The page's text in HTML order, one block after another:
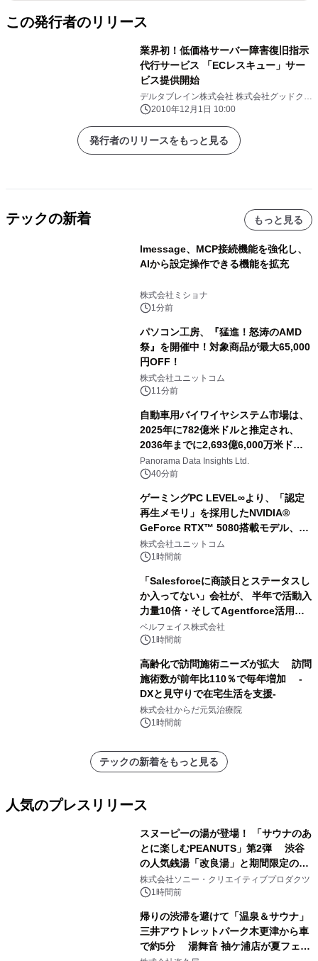
この発行者のリリース
業界初！低価格サーバー障害復旧指示
代行サービス 「ECレスキュー」サー
ビス提供開始
デルタブレイン株式会社 株式会社グッドクロ
ス 2010年12月1日 10:00
発行者のリリースをもっと見る
テックの新着 もっと見る
lmessage、MCP接続機能を強化し、
AIから設定操作できる機能を拡充
株式会社ミショナ
1分前
パソコン工房、『猛進！怒涛のAMD
祭』を開催中！対象商品が最大65,000
円OFF！
株式会社ユニットコム
11分前
自動車用バイワイヤシステム市場は、
2025年に782億米ドルと推定され、
2036年までに2,693億6,000万米ドル
に達すると予測されており、予測期間
（2026年～2036年）
Panorama Data Insights Ltd.
40分前
ゲーミングPC LEVEL∞より、「認定
再生メモリ」を採用したNVIDIA®
GeForce RTX™ 5080搭載モデル、
NVIDIA® GeForce RTX™ 5070 Ti搭
載モデルを販売開始
株式会社ユニットコム
1時間前
「Salesforceに商談日とステータスし
か入ってない」会社が、 半年で活動入
力量10倍・そしてAgentforce活用へ
── 敷島住宅×bellSalesAI事例公開
ベルフェイス株式会社
1時間前
高齢化で訪問施術ニーズが拡大 訪問
施術数が前年比110％で毎年増加 -
DXと見守りで在宅生活を支援-
株式会社からだ元気治療院
1時間前
テックの新着をもっと見る
人気のプレスリリース
スヌーピーの湯が登場！ 「サウナのあ
とに楽しむPEANUTS」第2弾 渋谷
の人気銭湯「改良湯」と期間限定のコ
ラボレーション サウナイキタイコラ
ボグッズも発売決定！
株式会社ソニー・クリエイティブプロダクツ
1時間前
帰りの渋滞を避けて「温泉＆サウナ」
三井アウトレットパーク木更津から車
で約5分 湯舞音 袖ケ浦店が夏フェア